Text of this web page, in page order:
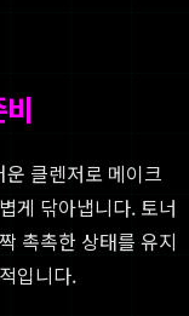
클렌저로 메이크
게 닦아냅니다. 토너
촉촉한 상태를 유지
입니다.